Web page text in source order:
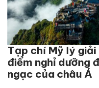
Tạp chí Mỹ lý
điểm nghỉ dưỡng
ngạc của châu Á